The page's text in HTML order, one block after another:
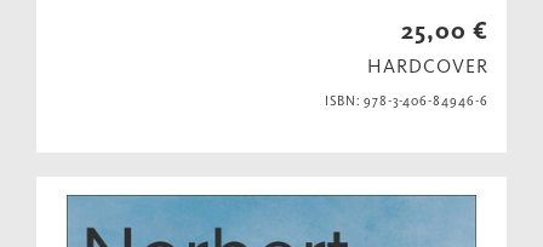
25,00 €
HARDCOVER
ISBN: 978-3-406-84946-6